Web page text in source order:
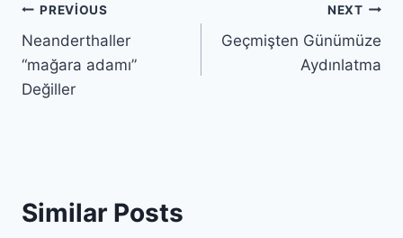
Yazı
gezinmesi
PREVIOUS
Neanderthaller
“mağara adamı”
Değiller
NEXT
Geçmişten Günümüze
Aydınlatma
Similar Posts